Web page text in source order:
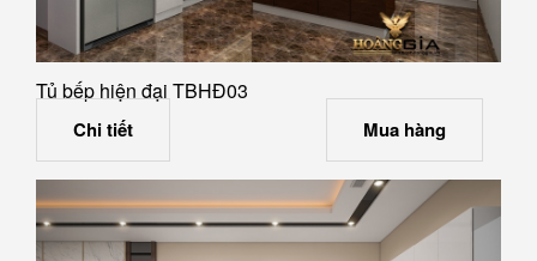
Tủ bếp hiện đại TBHĐ03
Chi tiết Mua hàng